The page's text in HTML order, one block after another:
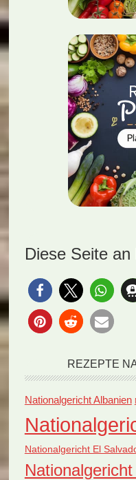
Diese Seite
REZEPTE
Nationalgericht Albanien
Nationalgericht El